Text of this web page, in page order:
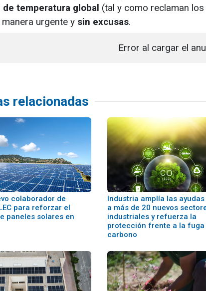
de temperatura global (tal y como reclaman
urgente y sin excusas.
Error al cargar el
relacionadas
colaborador de
para reforzar el
paneles solares en
Industria amplía las ayudas
a más de 20 nuevos
industriales y refuerza la
protección frente a la fuga
carbono